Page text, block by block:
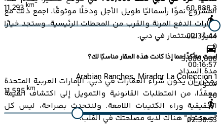
المشروع نموًا رأسماليًا طويل الأجل ودخلًا موثوقًا. اجمع ذلك مع
خيارات الدفع المرنة والقرب من المحطات الرئيسية، وستجد خيارًا
مثيرًا للاستثمار في دبي.
لست متأكدًا مما إذا كانت هذه العقار مناسبًا لك؟
يمكن أن يكون شراء العقارات في دبي، الإمارات العربية المتحدة
معقدًا، من المتطلبات القانونية والتمويل إلى اكتشاف القيمة
الحقيقية وراء الكتيبات اللامعة. ولنتحدث بصراحة، ليس كل
"مستشار" هناك لديه مصلحتك في القلب.
11.293km
02:34:44
00:16:57
Arabian Ranches, Mirador La Coleccion 1
11.595 km
02:38:53
60,888.3
0
5,000,000
مدة السداد
سنوات
20